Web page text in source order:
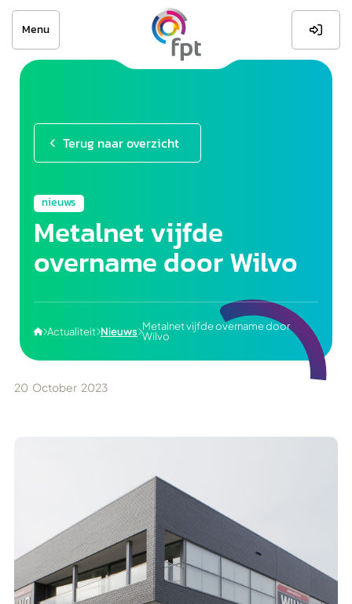
Menu 
Terug naar overzicht
nieuws
Metalnet vijfde
overname door Wilvo
Actualiteit Nieuws Metalnet vijfde overname door
Wilvo
20 October 2023